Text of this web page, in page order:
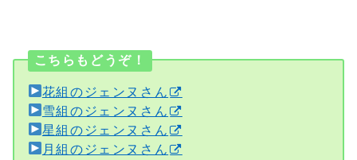
こちらもどうぞ！
花組のジェンヌさん
雪組のジェンヌさん
星組のジェンヌさん
月組のジェンヌさん